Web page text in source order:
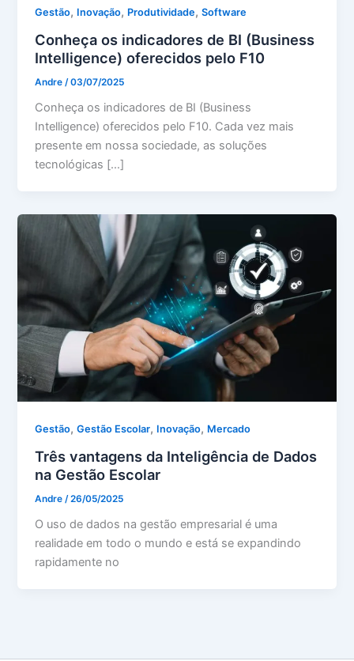
Gestão, Inovação, Produtividade,Software
Conheça os indicadores de BI (Business
Intelligence) oferecidos pelo F10
Andre /03/07/2025
Conheça os indicadores de BI (Business
Intelligence) oferecidos pelo F10. Cada vez mais
presente em nossa sociedade, as soluções
tecnológicas […]
Gestão,Gestão Escolar, Inovação, Mercado
Três vantagens da Inteligência de Dados
na Gestão Escolar
Andre /26/05/2025
O uso de dados na gestão empresarial é uma
realidade em todo o mundo e está se expandindo
rapidamente no